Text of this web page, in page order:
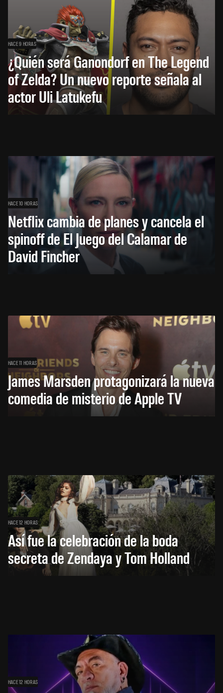
HACE 9 HORAS
¿Quién será Ganondorf en The Legend
of Zelda? Un nuevo reporte señala al
actor Uli Latukefu
HACE 10 HORAS
Netflix cambia de planes y cancela el
spinoff de El Juego del Calamar de
David Fincher
HACE 11 HORAS
James Marsden protagonizará la nueva
comedia de misterio de Apple TV
HACE 12 HORAS
Así fue la celebración de la boda
secreta de Zendaya y Tom Holland
HACE 12 HORAS